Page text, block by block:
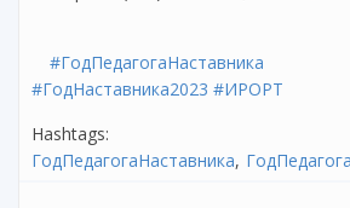
#ГодПедагогаНаставника
#ГодНаставника2023 #ИРОРТ
Hashtags:
ГодПедагогаНаставника